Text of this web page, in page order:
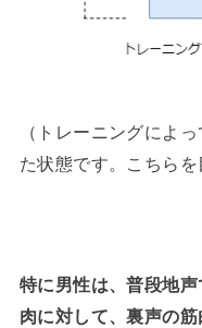
（トレーニングによ
た状態です。こちらを
特に男性は、普段地
肉に対して、裏声の筋